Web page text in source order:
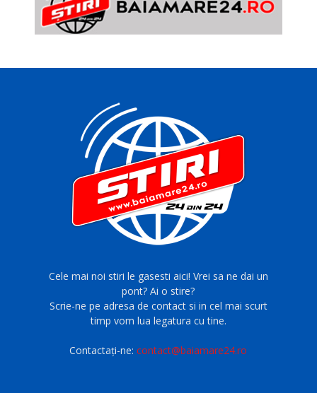
Cele mai noi stiri le gasesti aici! Vrei sa ne dai un
pont? Ai o stire?
Scrie-ne pe adresa de contact si in cel mai scurt
timp vom lua legatura cu tine.
Contactați-ne:contact@baiamare24.ro